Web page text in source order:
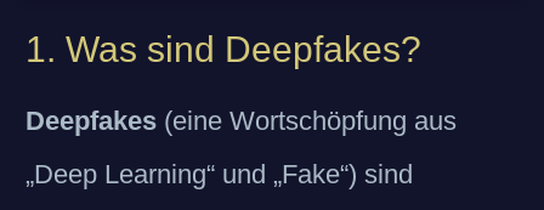
1. Was sind Deepfakes?
Deepfakes (eine Wortschöpfung aus
„Deep Learning“ und „Fake“) sind